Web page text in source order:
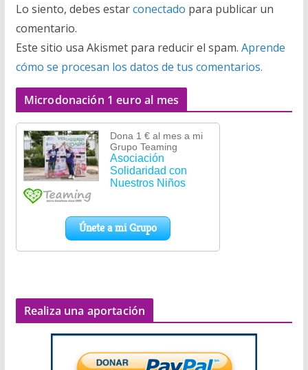
Lo siento, debes estarconectado para publicar un
comentario.
Este sitio usa Akismet para reducir el spam. Aprende
cómo se procesan los datos de tus comentarios.
Microdonación 1 euro al mes
Realiza una aportación